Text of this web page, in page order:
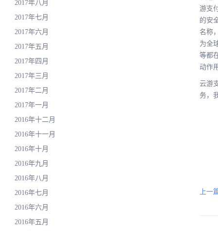
2017年八月
2017年七月
2017年六月
2017年五月
2017年四月
2017年三月
2017年二月
2017年一月
2016年十二月
2016年十一月
2016年十月
2016年九月
2016年八月
2016年七月
2016年六月
2016年五月
游支
的安
名称
为全
等都
动作
云游
务，
上一